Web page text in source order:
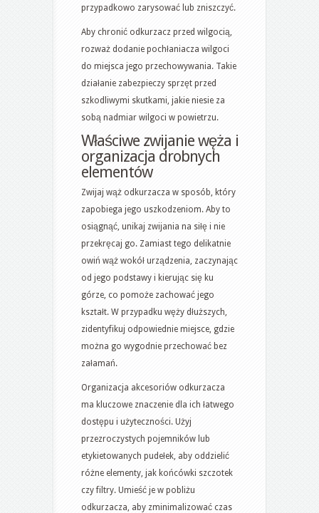
przypadkowo zarysować lub zniszczyć.
Aby chronić odkurzacz przed wilgocią,
rozważ dodanie pochłaniacza wilgoci
do miejsca jego przechowywania. Takie
działanie zabezpieczy sprzęt przed
szkodliwymi skutkami, jakie niesie za
sobą nadmiar wilgoci w powietrzu.
Właściwe zwijanie węża i
organizacja drobnych
elementów
Zwijaj wąż odkurzacza w sposób, który
zapobiega jego uszkodzeniom. Aby to
osiągnąć, unikaj zwijania na siłę i nie
przekręcaj go. Zamiast tego delikatnie
owiń wąż wokół urządzenia, zaczynając
od jego podstawy i kierując się ku
górze, co pomoże zachować jego
kształt. W przypadku węży dłuższych,
zidentyfikuj odpowiednie miejsce, gdzie
można go wygodnie przechować bez
załamań.
Organizacja akcesoriów odkurzacza
ma kluczowe znaczenie dla ich łatwego
dostępu i użyteczności. Użyj
przezroczystych pojemników lub
etykietowanych pudełek, aby oddzielić
różne elementy, jak końcówki szczotek
czy filtry. Umieść je w pobliżu
odkurzacza, aby zminimalizować czas